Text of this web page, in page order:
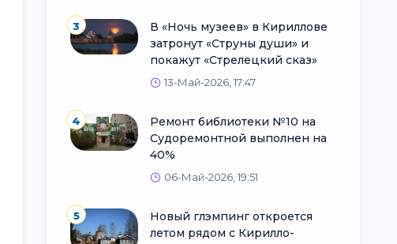
3
В «Ночь музеев» в Кириллове
затронут «Струны души» и
покажут «Стрелецкий сказ»
13-Май-2026, 17:47
4
Ремонт библиотеки №10 на
Судоремонтной выполнен на
40%
06-Май-2026, 19:51
5
Новый глэмпинг откроется
летом рядом с Кирилло-